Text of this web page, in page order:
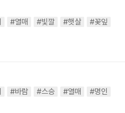
#열매 #빛깔 #햇살
#꽃잎
#바람 #스승 #열매
#명인